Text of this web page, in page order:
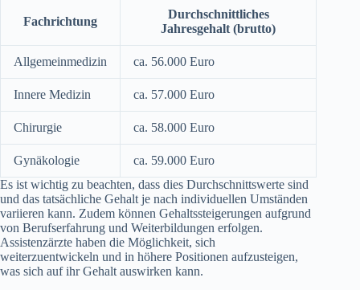
Fachrichtung
Durchschnittliches
Jahresgehalt (brutto)
Allgemeinmedizin ca. 56.000 Euro
Innere Medizin ca. 57.000 Euro
Chirurgie ca. 58.000 Euro
Gynäkologie
ca. 59.000 Euro
Es ist wichtig zu beachten, dass dies Durchschnittswerte sind
und das tatsächliche Gehalt je nach individuellen Umständen
variieren kann. Zudem können Gehaltssteigerungen aufgrund
von Berufserfahrung und Weiterbildungen erfolgen.
Assistenzärzte haben die Möglichkeit, sich
weiterzuentwickeln und in höhere Positionen aufzusteigen,
was sich auf ihr Gehalt auswirken kann.